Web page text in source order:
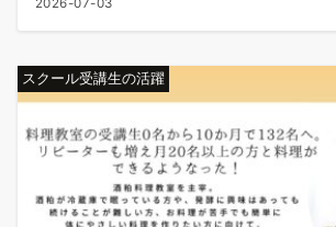
2026-07-03
スクール受講生の活躍